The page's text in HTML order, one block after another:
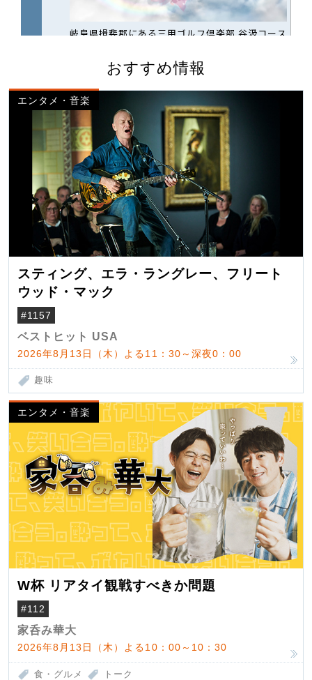
おすすめ情報
エンタメ・音楽
スティング、エラ・ラングレー、フリート
ウッド・マック
#1157
ベストヒット USA
2026年8月13日（木）よる11：30～深夜0：00
趣味
エンタメ・音楽
W杯 リアタイ観戦すべきか問題
#112
家呑み華大
2026年8月13日（木）よる10：00～10：30
食・グルメ トーク